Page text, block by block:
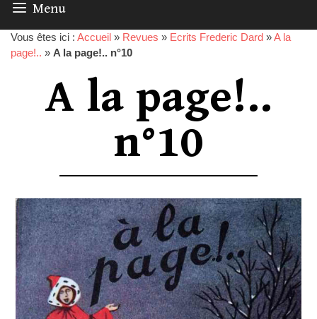
Menu
Vous êtes ici : Accueil » Revues » Ecrits Frederic Dard »A la
page!.. » A la page!.. n°10
A la page!..
n°10